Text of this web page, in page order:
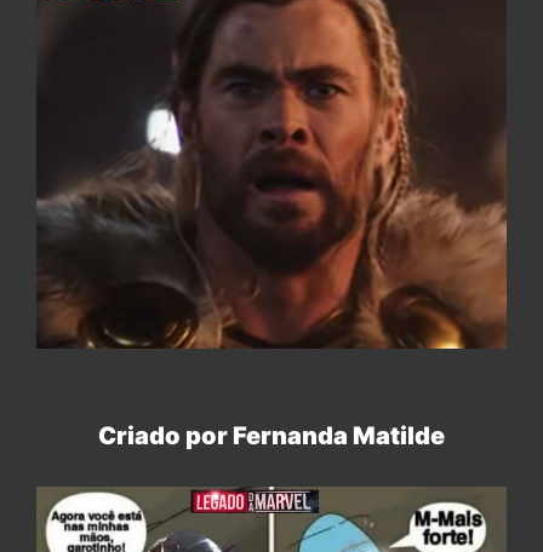
Criado por Fernanda Matilde